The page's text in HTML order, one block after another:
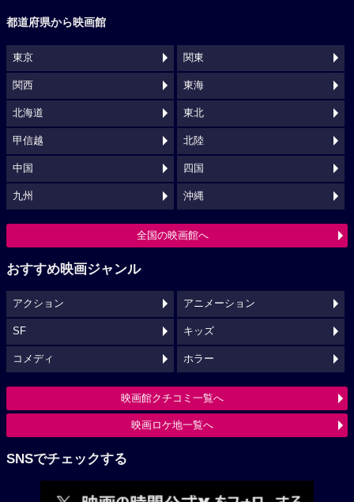
都道府県から映画館
東京 関東
関西 東海
北海道 東北
甲信越 北陸
中国 四国
九州 沖縄
全国の映画館へ
おすすめ映画ジャンル
アクション アニメーション
SF キッズ
コメディ ホラー
映画館クチコミ一覧へ
映画ロケ地一覧へ
SNSでチェックする